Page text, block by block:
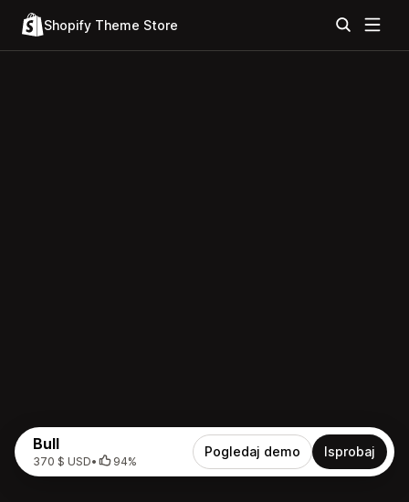
Shopify Theme Store
Bull
370 $ USD• 94%
Pogledaj demo Isprobaj